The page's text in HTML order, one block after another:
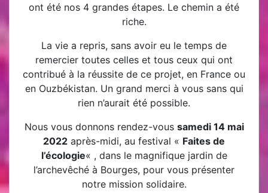
ont été nos 4 grandes étapes. Le chemin a été
riche.
La vie a repris, sans avoir eu le temps de
remercier toutes celles et tous ceux qui ont
contribué à la réussite de ce projet, en France ou
en Ouzbékistan. Un grand merci à vous sans qui
rien n’aurait été possible.
Nous vous donnons rendez-vous samedi 14 mai
2022 après-midi, au festival « Faites de
l’écologie« , dans le magnifique jardin de
l’archevêché à Bourges, pour vous présenter
notre mission solidaire.